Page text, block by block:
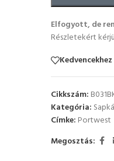
Elfogyott, de
Részletekért
Cikkszám:
Kategória:
Címke: Portwest
Megosztás: